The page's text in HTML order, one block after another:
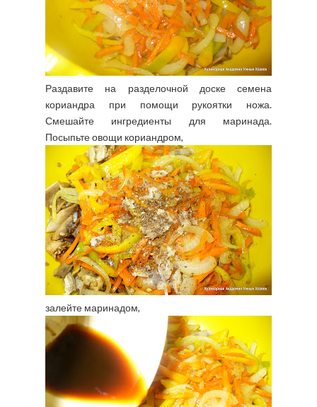
Раздавите на разделочной доске семена
кориандра при помощи рукоятки ножа.
Смешайте ингредиенты для маринада.
Посыпьте овощи кориандром,
залейте маринадом,